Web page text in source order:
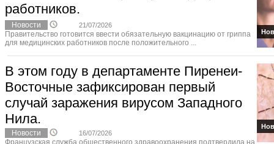
работников.
Новости 21/07/2026
Правительство готовится ввести обязательную вакцинацию от гриппа
для медицинских работников после положительного ...
В этом году в департаменте Пиренеи-
Восточные зафиксирован первый
случай заражения вирусом Западного
Нила.
Новости 16/07/2026
Французская служба общественного здравоохранения подтвердила на